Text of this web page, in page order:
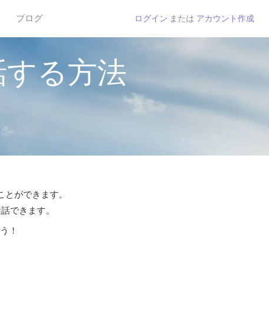
ブログ ログイン または アカウント作成
る方法
ができます。
できます。
！